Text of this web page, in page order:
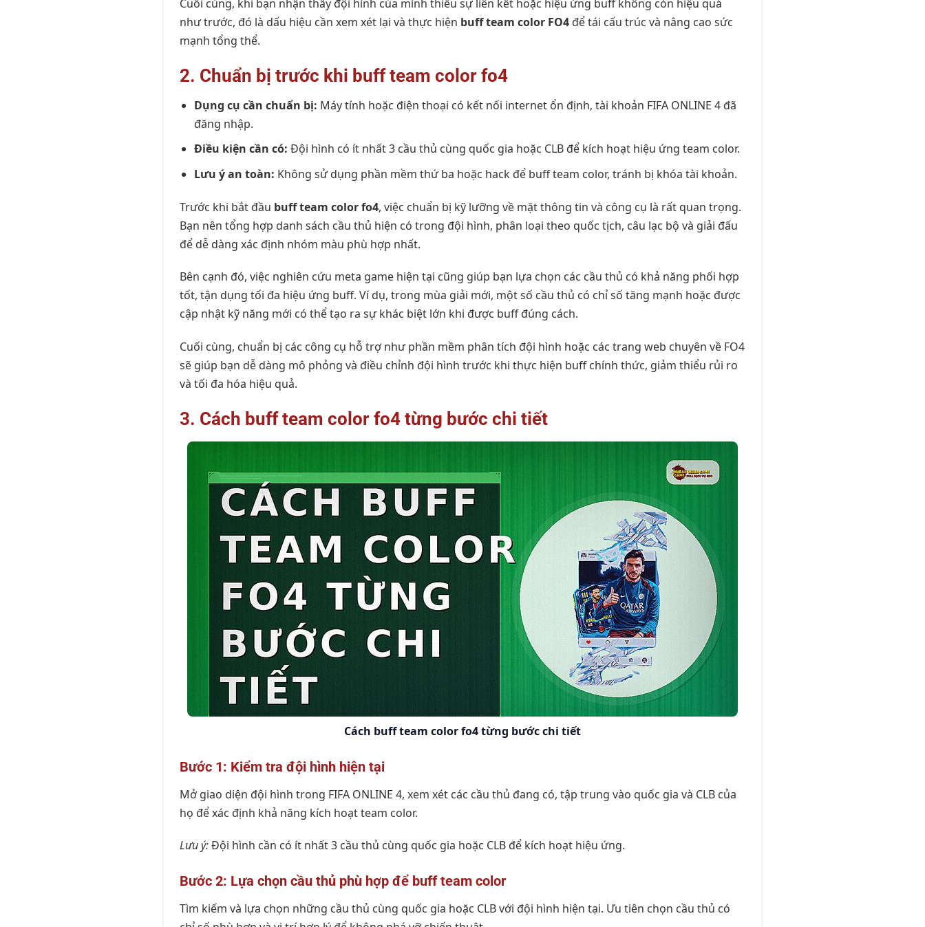
Cuối cùng, khi bạn nhận thấy đội hình của mình thiếu sự liên kết hoặc hiệu ứng buff không còn hiệu quả
như trước, đó là dấu hiệu cần xem xét lại và thực hiện buff team color FO4 để tái cấu trúc và nâng cao sức
mạnh tổng thể.
2. Chuẩn bị trước khi buff team color fo4
Dụng cụ cần chuẩn bị: Máy tính hoặc điện thoại có kết nối internet ổn định, tài khoản FIFA ONLINE 4 đã
đăng nhập.
Điều kiện cần có: Đội hình có ít nhất 3 cầu thủ cùng quốc gia hoặc CLB để kích hoạt hiệu ứng team color.
Lưu ý an toàn: Không sử dụng phần mềm thứ ba hoặc hack để buff team color, tránh bị khóa tài khoản.
Trước khi bắt đầu buff team color fo4, việc chuẩn bị kỹ lưỡng về mặt thông tin và công cụ là rất quan trọng.
Bạn nên tổng hợp danh sách cầu thủ hiện có trong đội hình, phân loại theo quốc tịch, câu lạc bộ và giải đấu
để dễ dàng xác định nhóm màu phù hợp nhất.
Bên cạnh đó, việc nghiên cứu meta game hiện tại cũng giúp bạn lựa chọn các cầu thủ có khả năng phối hợp
tốt, tận dụng tối đa hiệu ứng buff. Ví dụ, trong mùa giải mới, một số cầu thủ có chỉ số tăng mạnh hoặc được
cập nhật kỹ năng mới có thể tạo ra sự khác biệt lớn khi được buff đúng cách.
Cuối cùng, chuẩn bị các công cụ hỗ trợ như phần mềm phân tích đội hình hoặc các trang web chuyên về FO4
sẽ giúp bạn dễ dàng mô phỏng và điều chỉnh đội hình trước khi thực hiện buff chính thức, giảm thiểu rủi ro
và tối đa hóa hiệu quả.
3. Cách buff team color fo4 từng bước chi tiết
Cách buff team color fo4 từng bước chi tiết
Bước 1: Kiểm tra đội hình hiện tại
Mở giao diện đội hình trong FIFA ONLINE 4, xem xét các cầu thủ đang có, tập trung vào quốc gia và CLB của
họ để xác định khả năng kích hoạt team color.
Lưu ý:Đội hình cần có ít nhất 3 cầu thủ cùng quốc gia hoặc CLB để kích hoạt hiệu ứng.
Bước 2: Lựa chọn cầu thủ phù hợp để buff team color
Tìm kiếm và lựa chọn những cầu thủ cùng quốc gia hoặc CLB với đội hình hiện tại. Ưu tiên chọn cầu thủ có